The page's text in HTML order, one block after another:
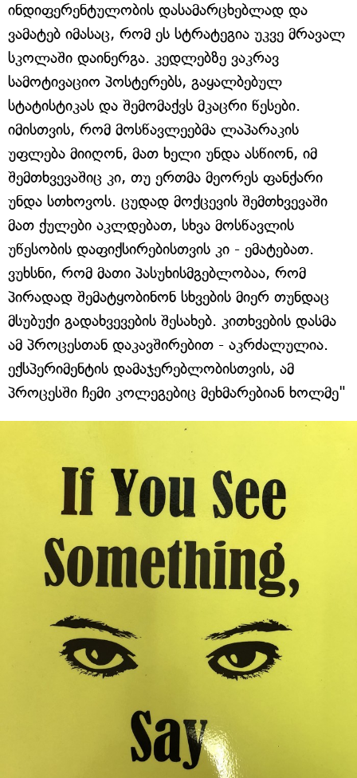
ინდიფერენტულობის დასამარცხებლად და
ვამატებ იმასაც, რომ ეს სტრატეგია უკვე მრავალ
სკოლაში დაინერგა. კედლებზე ვაკრავ
სამოტივაციო პოსტერებს, გაყალბებულ
სტატისტიკას და შემომაქვს მკაცრი წესები.
იმისთვის, რომ მოსწავლეებმა ლაპარაკის
უფლება მიიღონ, მათ ხელი უნდა ასწიონ, იმ
შემთხვევაშიც კი, თუ ერთმა მეორეს ფანქარი
უნდა სთხოვოს. ცუდად მოქცევის შემთხვევაში
მათ ქულები აკლდებათ, სხვა მოსწავლის
უწესობის დაფიქსირებისთვის კი - ემატებათ.
ვუხსნი, რომ მათი პასუხისმგებლობაა, რომ
პირადად შემატყობინონ სხვების მიერ თუნდაც
მსუბუქი გადახვევების შესახებ. კითხვების დასმა
ამ პროცესთან დაკავშირებით - აკრძალულია.
ექსპერიმენტის დამაჯერებლობისთვის, ამ
პროცესში ჩემი კოლეგებიც მეხმარებიან ხოლმე"